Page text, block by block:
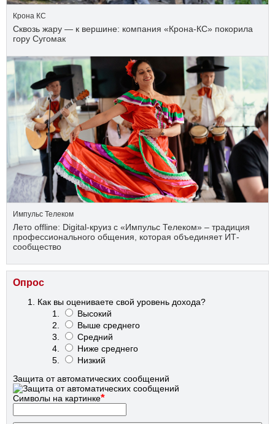
Крона КС
Сквозь жару — к вершине: компания «Крона‑КС» покорила
гору Сугомак
Импульс Телеком
Лето offline: Digital-круиз с «Импульс Телеком» – традиция
профессионального общения, которая объединяет ИТ-
сообщество
Опрос
Как вы оцениваете свой уровень дохода?
Высокий
Выше среднего
Средний
Ниже среднего
Низкий
Защита от автоматических сообщений
Символы на картинке*